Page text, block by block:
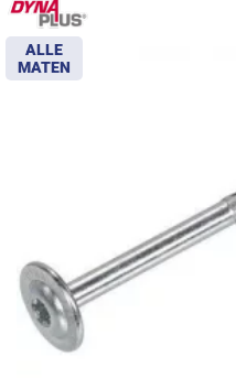
ALLE
MATEN